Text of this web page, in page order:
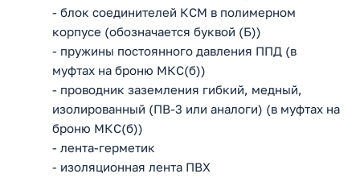
- блок соединителей КСМ в полимерном
корпусе (обозначается буквой (Б))
- пружины постоянного давления ППД (в
муфтах на броню МКС(б))
- проводник заземления гибкий, медный,
изолированный (ПВ-3 или аналоги) (в муфтах на
броню МКС(б))
- лента-герметик
- изоляционная лента ПВХ